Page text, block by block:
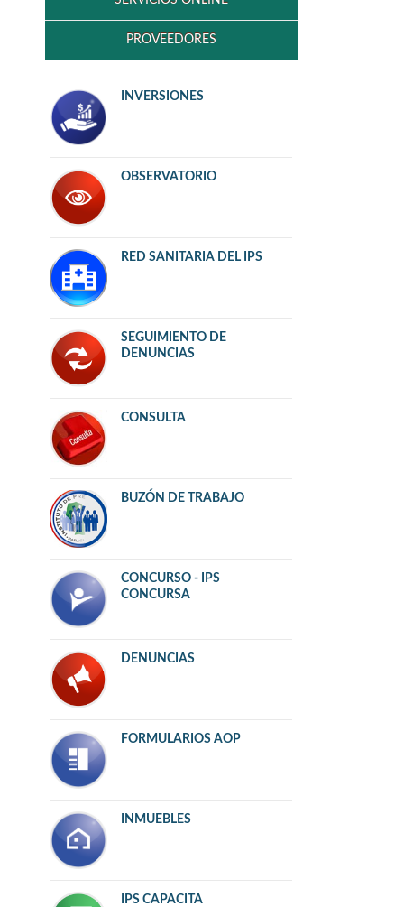
PROVEEDORES
INVERSIONES
OBSERVATORIO
RED SANITARIA DEL IPS
SEGUIMIENTO DE
DENUNCIAS
CONSULTA
BUZÓN DE TRABAJO
CONCURSO - IPS
CONCURSA
DENUNCIAS
FORMULARIOS AOP
INMUEBLES
IPS CAPACITA